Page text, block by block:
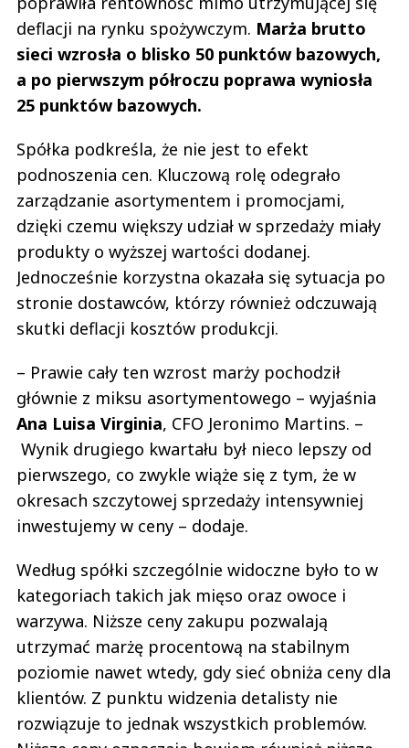
deflacji na rynku spożywczym. Marża brutto
sieci wzrosła o blisko 50 punktów bazowych,
a po pierwszym półroczu poprawa wyniosła
25 punktów bazowych.
Spółka podkreśla, że nie jest to efekt
podnoszenia cen. Kluczową rolę odegrało
zarządzanie asortymentem i promocjami,
dzięki czemu większy udział w sprzedaży miały
produkty o wyższej wartości dodanej.
Jednocześnie korzystna okazała się sytuacja po
stronie dostawców, którzy również odczuwają
skutki deflacji kosztów produkcji.
– Prawie cały ten wzrost marży pochodził
głównie z miksu asortymentowego – wyjaśnia
Ana Luisa Virginia, CFO Jeronimo Martins. –
Wynik drugiego kwartału był nieco lepszy od
pierwszego, co zwykle wiąże się z tym, że w
okresach szczytowej sprzedaży intensywniej
inwestujemy w ceny – dodaje.
Według spółki szczególnie widoczne było to w
kategoriach takich jak mięso oraz owoce i
warzywa. Niższe ceny zakupu pozwalają
utrzymać marżę procentową na stabilnym
poziomie nawet wtedy, gdy sieć obniża ceny dla
klientów. Z punktu widzenia detalisty nie
rozwiązuje to jednak wszystkich problemów.